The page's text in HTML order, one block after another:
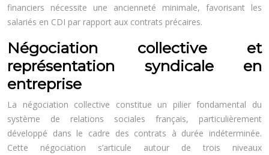
financiers nécessite une ancienneté minimale, favorisant les
salariés en CDI par rapport aux contrats précaires.
Négociation collective et
représentation syndicale en
entreprise
La négociation collective constitue un pilier fondamental du
système de relations sociales français, particulièrement
développé dans le cadre des contrats à durée indéterminée.
Cette négociation s’articule autour de trois niveaux